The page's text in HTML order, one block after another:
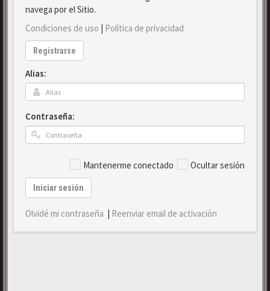
navega por el Sitio.
Condiciones de uso | Política de privacidad
Registrarse
Alias:
Contraseña:
Mantenerme conectado Ocultar sesión
Iniciar sesión
Olvidé mi contraseña | Reenviar email de activación